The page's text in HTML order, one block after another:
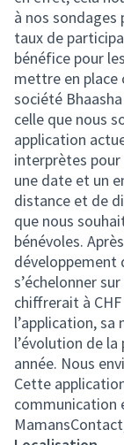
à nos sondages
taux de
bénéfice pour
mettre en place
société
celle que nous
application
interprètes pour
une date et un
distance et de
que nous
bénévoles.
développement
s’échelonner
chiffrerait à
l’application,
l’évolution de
année. Nous
Cette
communication